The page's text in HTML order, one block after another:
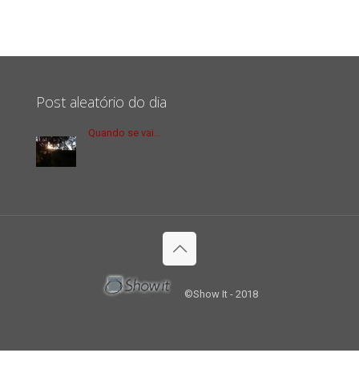
Post aleatório do dia
Quando se vai…
©Show It - 2018